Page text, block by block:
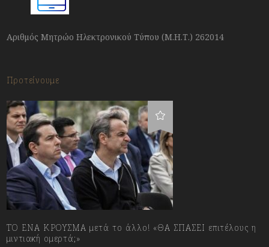
Αριθμός Μητρώο Ηλεκτρονικού Τύπου (Μ.Η.Τ.) 262014
Προτείνουμε
ΤΟ ΕΝΑ ΚΡΟΥΣΜΑ μετά το άλλο! «ΘΑ ΣΠΑΣΕΙ επιτέλους η
μιντιακή ομερτά;»